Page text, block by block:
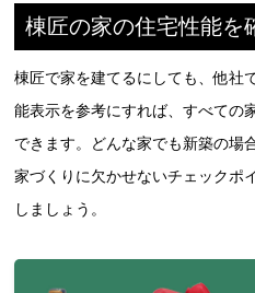
棟匠の家の住宅性能を
棟匠で家を建てるにしても、他社
能表示を参考にすれば、すべての
できます。どんな家でも新築の場
家づくりに欠かせないチェックポ
しましょう。